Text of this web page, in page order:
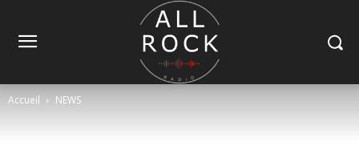
Accueil NEWS